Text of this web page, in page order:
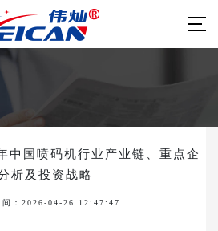
中国喷码机行业产业链、重点企
析及投资战略
：2026-04-26 12:47:47